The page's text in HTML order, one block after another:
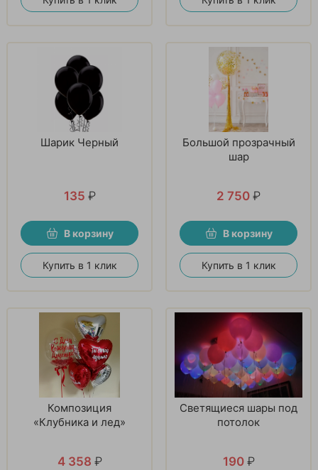
Шарик Черный
135 ₽
В корзину
Купить в 1 клик
Большой прозрачный
шар
2 750 ₽
В корзину
Купить в 1 клик
Композиция
«Клубника и лед»
4 358 ₽
Светящиеся шары под
потолок
190 ₽